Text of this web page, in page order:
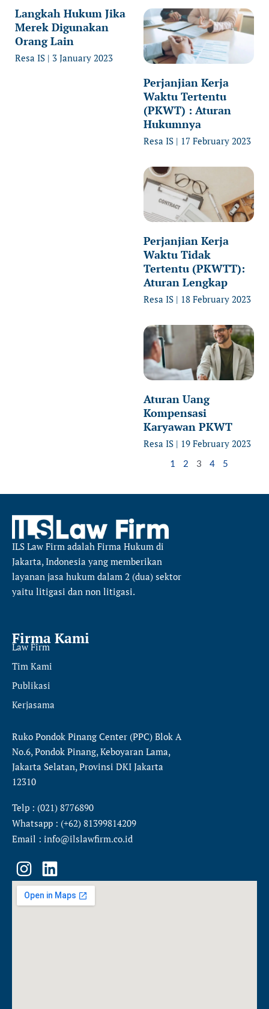
Langkah Hukum Jika
Merek Digunakan
Orang Lain
Resa IS 3 January 2023
Perjanjian Kerja
Waktu Tertentu
(PKWT) : Aturan
Hukumnya
Resa IS 17 February 2023
Perjanjian Kerja
Waktu Tidak
Tertentu (PKWTT):
Aturan Lengkap
Resa IS 18 February 2023
Aturan Uang
Kompensasi
Karyawan PKWT
Resa IS 19 February 2023
1 2 3 4 5
ILS Law Firm adalah Firma Hukum di
Jakarta, Indonesia yang memberikan
layanan jasa hukum dalam 2 (dua) sektor
yaitu litigasi dan non litigasi.
Firma Kami
Law Firm
Tim Kami
Publikasi
Kerjasama
Ruko Pondok Pinang Center (PPC) Blok A
No.6, Pondok Pinang, Keboyaran Lama,
Jakarta Selatan, Provinsi DKI Jakarta
12310
Telp : (021) 8776890
Whatsapp : (+62) 81399814209
Email : info@ilslawfirm.co.id
I
n
s
L
i
n